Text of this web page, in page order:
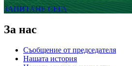
ЗАПИТАНЕ СЕГА
За нас
Съобщение от председателя
Нашата история